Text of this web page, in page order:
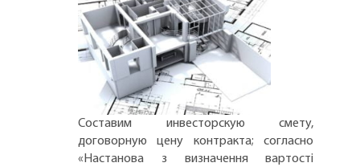
Составим инвесторскую смету,
договорную цену контракта; согласно
«Настанова з визначення вартості